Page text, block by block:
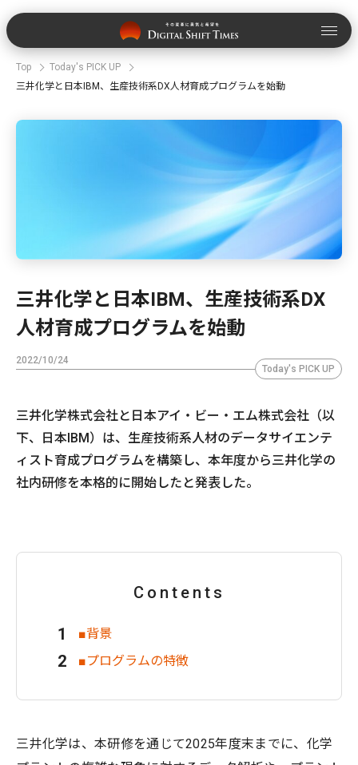
Top
Today's PICK UP
三井化学と日本IBM、生産技術系DX人材育成プログラムを始動
三井化学と日本IBM、生産技術系DX
人材育成プログラムを始動
2022/10/24
Today's PICK UP
三井化学株式会社と日本アイ・ビー・エム株式会社（以
下、日本IBM）は、生産技術系人材のデータサイエンテ
ィスト育成プログラムを構築し、本年度から三井化学の
社内研修を本格的に開始したと発表した。
Contents
■背景
■プログラムの特徴
三井化学は、本研修を通じて2025年度末までに、化学